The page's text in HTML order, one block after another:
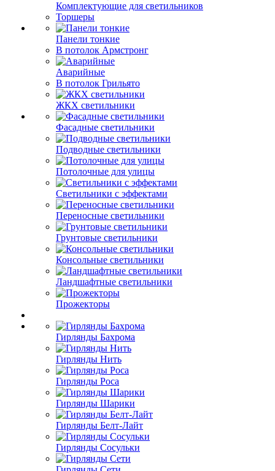
Комплектующие для светильников
Торшеры
Панели тонкие
В потолок Армстронг
Аварийные
В потолок Грильято
ЖКХ светильники
Фасадные светильники
Подводные светильники
Потолочные для улицы
Светильники с эффектами
Переносные светильники
Грунтовые светильники
Консольные светильники
Ландшафтные светильники
Прожекторы
Гирлянды Бахрома
Гирлянды Нить
Гирлянды Роса
Гирлянды Шарики
Гирлянды Белт-Лайт
Гирлянды Сосульки